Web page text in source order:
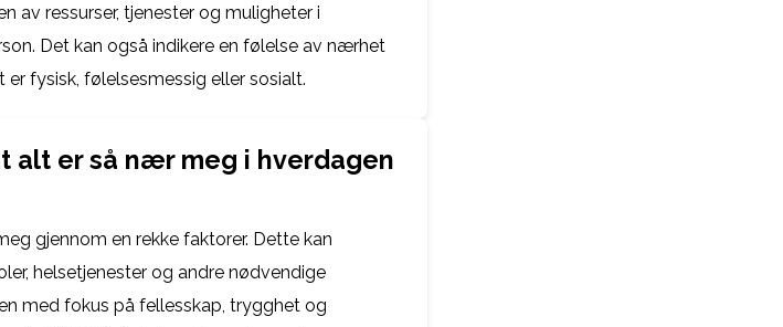
av ressurser, tjenester og muligheter i
Det kan også indikere en følelse av nærhet
fysisk, følelsesmessig eller sosialt.
alt er så nær meg i hverdagen
gjennom en rekke faktorer. Dette kan
helsetjenester og andre nødvendige
med fokus på fellesskap, trygghet og